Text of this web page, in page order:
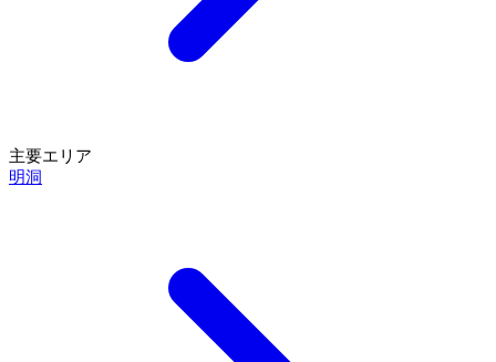
主要エリア
明洞